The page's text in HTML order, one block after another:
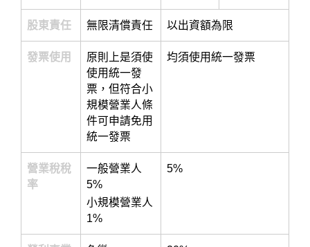
股東責任 無限清償責任 以出資額為限
發票使用
原則上是須使
使用統一發
票，但符合小
規模營業人條
件可申請免用
統一發票
均須使用統一發票
營業稅稅
率
一般營業人
5%
小規模營業人
1%
5%